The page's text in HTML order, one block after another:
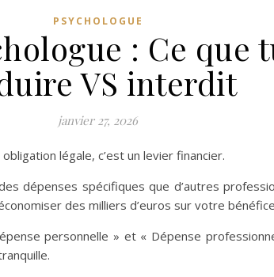
PSYCHOLOGUE
: Ce que
VS interdit
janvier 27, 2026
légale, c’est un levier financier.
dépenses spécifiques que d’autres
des milliers d’euros sur votre
personnelle » et « Dépense